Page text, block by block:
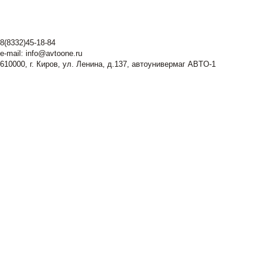
8(8332)45-18-84
e-mail: info@avtoone.ru
610000, г. Киров, ул. Ленина, д.137, автоунивермаг ABTO-1